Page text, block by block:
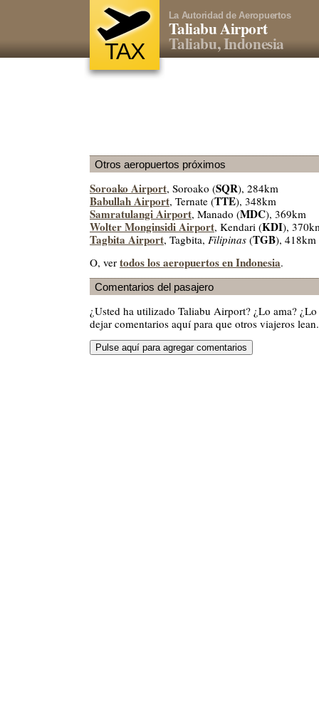
TAX
La Autoridad de Aeropuertos
Taliabu Airport
Taliabu, Indonesia
Otros aeropuertos próximos
Soroako Airport, Soroako (SQR), 284km
Babullah Airport, Ternate (TTE), 348km
Samratulangi Airport, Manado (MDC), 369km
Wolter Monginsidi Airport, Kendari (KDI),
Tagbita Airport, Tagbita, Filipinas (TGB), 418km
O, ver todos los aeropuertos en Indonesia.
Comentarios del pasajero
¿Usted ha utilizado Taliabu Airport? ¿Lo ama?
dejar comentarios aquí para que otros viajeros lean.